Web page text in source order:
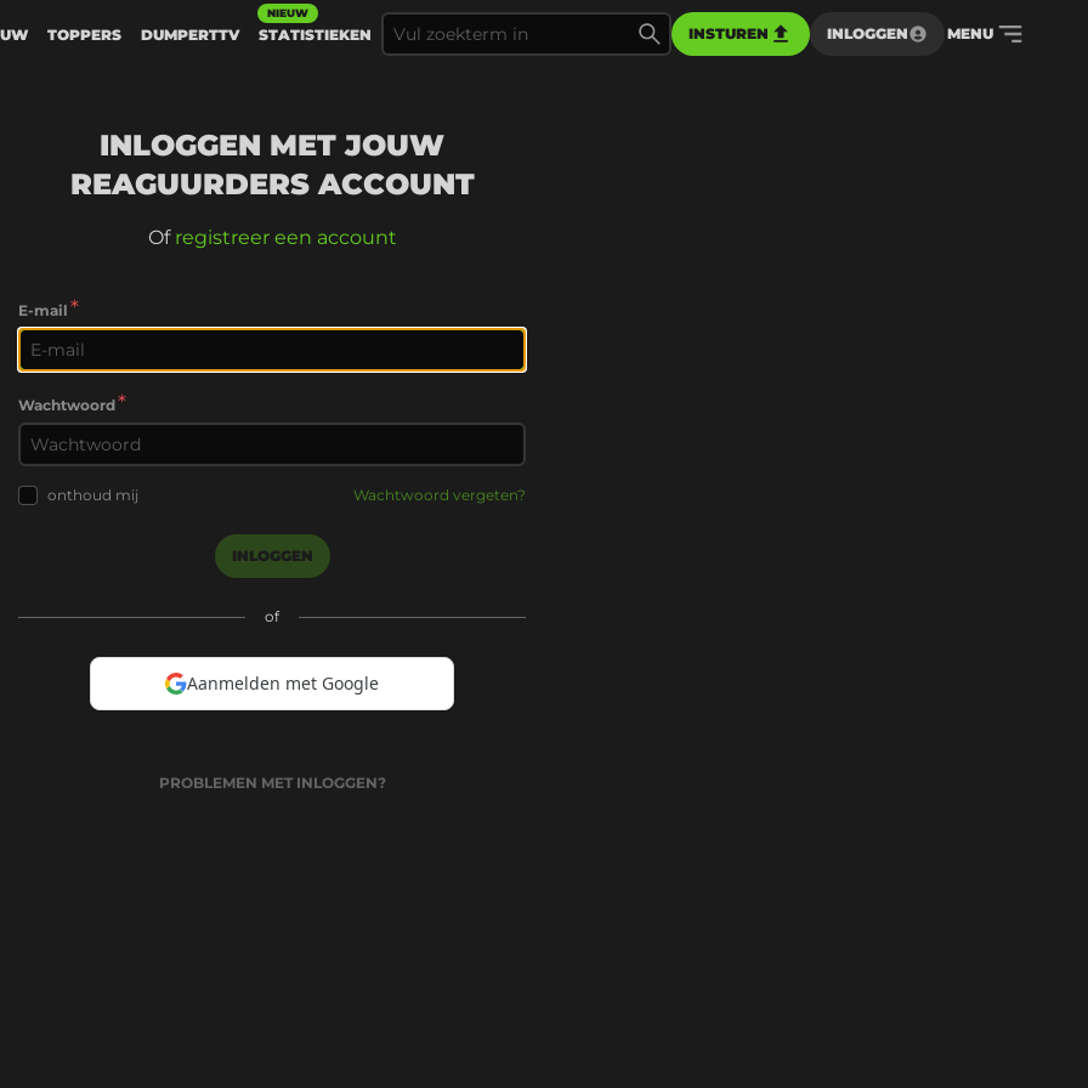
TOPPERS DUMPERTTV STATISTIEKEN
NIEUW
INSTUREN INLOGGEN MENU
INLOGGEN MET JOUW
REAGUURDERS ACCOUNT
Of registreer een account
E-mail *
Wachtwoord*
onthoud mij Wachtwoord vergeten?
INLOGGEN
of
Aanmelden met Google
PROBLEMEN MET INLOGGEN?